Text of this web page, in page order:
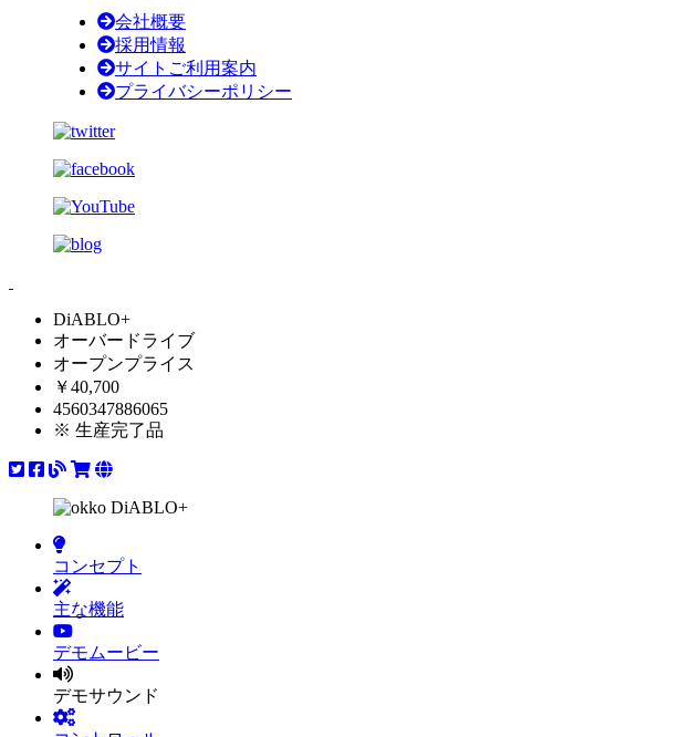
会社概要
採用情報
サイトご利用案内
プライバシーポリシー
DiABLO+
オーバードライブ
オープンプライス
￥40,700
4560347886065
※ 生産完了品
コンセプト
主な機能
デモムービー
デモサウンド